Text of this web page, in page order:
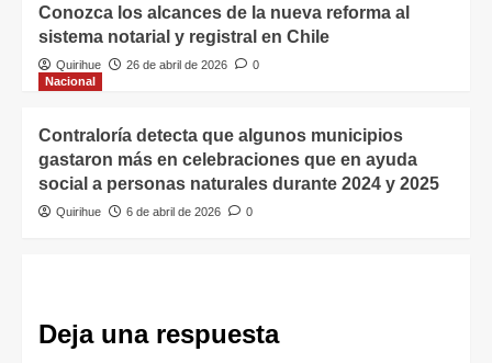
Conozca los alcances de la nueva reforma al
sistema notarial y registral en Chile
Quirihue 26 de abril de 2026
0
Nacional
Contraloría detecta que algunos municipios
gastaron más en celebraciones que en ayuda
social a personas naturales durante 2024 y 2025
Quirihue 6 de abril de 2026 0
Deja una respuesta